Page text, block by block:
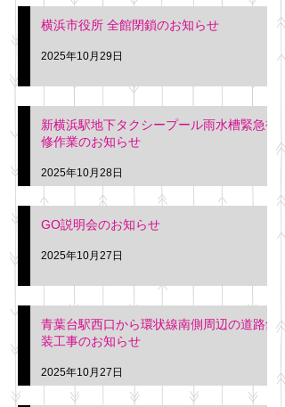
横浜市役所 全館閉鎖のお知らせ
2025年10月29日
新横浜駅地下タクシープール雨水槽緊急補
修作業のお知らせ
2025年10月28日
GO説明会のお知らせ
2025年10月27日
青葉台駅西口から環状線南側周辺の道路舗
装工事のお知らせ
2025年10月27日